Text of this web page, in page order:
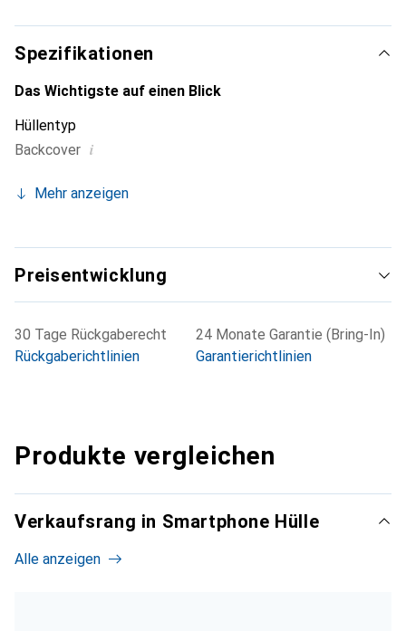
hochwertigen Produkte und eine zuverlässige Wahl für
eine anspruchsvolle Kundschaft.
Spezifikationen
Das Wichtigste auf einen Blick
Hüllentyp
Backcover i
Mehr anzeigen
Preisentwicklung
30 Tage Rückgaberecht
Rückgaberichtlinien
24 Monate Garantie (Bring-In)
Garantierichtlinien
Produkte vergleichen
Verkaufsrang in Smartphone Hülle
Alle anzeigen